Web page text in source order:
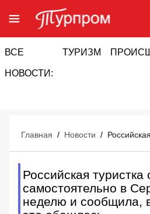
ВСЕ
НОВОСТИ:
ТУРИЗМ
Главная / Новости /
Российская туристка
самостоятельно в
неделю и сообщила,